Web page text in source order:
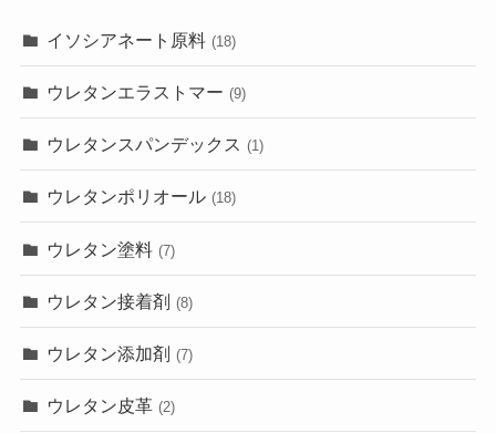
イソシアネート原料 (18)
ウレタンエラストマー (9)
ウレタンスパンデックス (1)
ウレタンポリオール (18)
ウレタン塗料 (7)
ウレタン接着剤 (8)
ウレタン添加剤 (7)
ウレタン皮革 (2)